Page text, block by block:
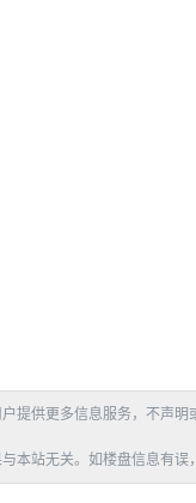
提供更多信息服务，不声
本站无关。如楼盘信息有